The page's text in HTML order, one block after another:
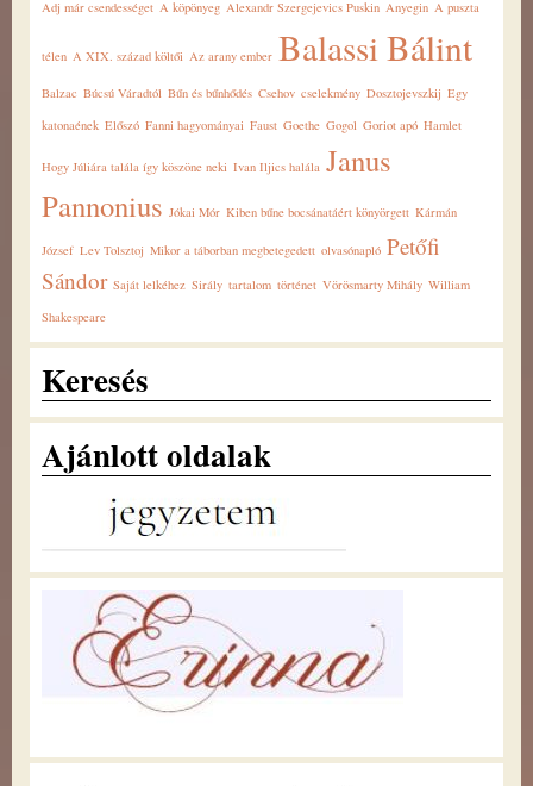
Adj már csendességet A köpönyeg Alexandr Szergejevics Puskin Anyegin A puszta
télen A XIX. század költői Az arany ember Balassi Bálint
Balzac Búcsú Váradtól Bűn és bűnhődés Csehov cselekmény Dosztojevszkij Egy
katonaének Előszó Fanni hagyományai Faust Goethe Gogol Goriot apó Hamlet
Hogy Júliára talála így köszöne neki Ivan Iljics halála Janus
Pannonius Jókai Mór Kiben bűne bocsánatáért könyörgett Kármán
József Lev Tolsztoj Mikor a táborban megbetegedett olvasónapló Petőfi
Sándor Saját lelkéhez Sirály tartalom történet Vörösmarty Mihály William
Shakespeare
Keresés
Ajánlott oldalak